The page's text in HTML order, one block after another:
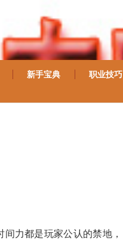
新手宝典 职业技巧
力都是玩家公认的禁地，